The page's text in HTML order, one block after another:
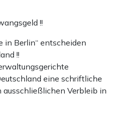
!!
in Berlin“ entscheiden
!!
eine schriftliche
ausschließlichen Verbleib in